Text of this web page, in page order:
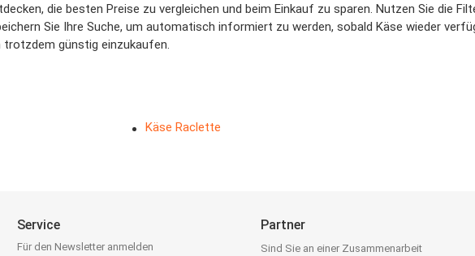
die besten Preise zu vergleichen und beim Einkauf zu sparen. Nutzen Sie die
Sie Ihre Suche, um automatisch informiert zu werden, sobald Käse wieder
trotzdem günstig einzukaufen.
Käse Raclette
Service
Für den Newsletter anmelden
Partner
Sind Sie an einer Zusammenarbeit